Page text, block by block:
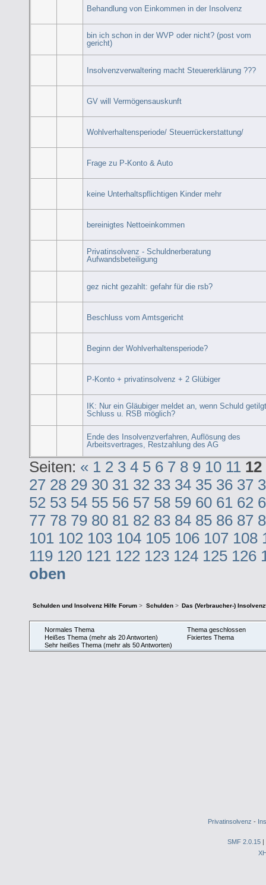
Behandlung von Einkommen in der Insolvenz
bin ich schon in der WVP oder nicht? (post vom
gericht)
Insolvenzverwaltering macht Steuererklärung ???
GV will Vermögensauskunft
Wohlverhaltensperiode/ Steuerrückerstattung/
Frage zu P-Konto & Auto
keine Unterhaltspflichtigen Kinder mehr
bereinigtes Nettoeinkommen
Privatinsolvenz - Schuldnerberatung
Aufwandsbeteiligung
gez nicht gezahlt: gefahr für die rsb?
Beschluss vom Amtsgericht
Beginn der Wohlverhaltensperiode?
P-Konto + privatinsolvenz + 2 Glübiger
IK: Nur ein Gläubiger meldet an, wenn Schuld
Schluss u. RSB möglich?
Ende des Insolvenzverfahren, Auflösung des
Arbeitsvertrages, Restzahlung des AG
Seiten: « 1 2 3 4 5 6 7 8 9 10 11 12
27 28 29 30 31 32 33 34 35 36 37
52 53 54 55 56 57 58 59 60 61 62
77 78 79 80 81 82 83 84 85 86 87
101 102 103 104 105 106 107 108
119 120 121 122 123 124 125 126
oben
Schulden und Insolvenz Hilfe Forum > Schulden> Das (Verbraucher-)
Normales Thema
Heißes Thema (mehr als 20 Antworten)
Sehr heißes Thema (mehr als 50 Antworten)
Thema geschlossen
Fixiertes Thema
Privatinsolvenz -
SMF 2.0.15 |